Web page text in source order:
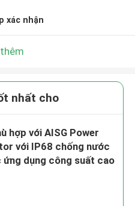
xác nhận
nhất cho
hợp với AISG Power
với IP68 chống nước
ứng dụng công suất cao